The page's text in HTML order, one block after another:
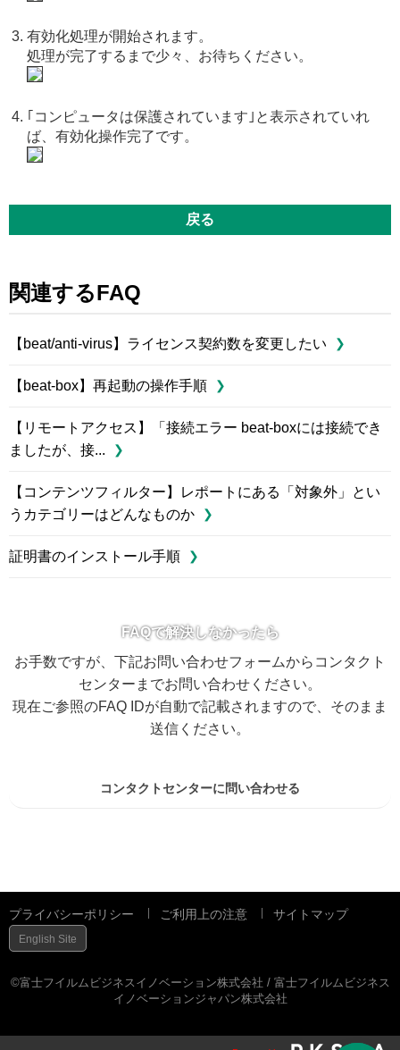
有効化処理が開始されます。
処理が完了するまで少々、お待ちください。
｢コンピュータは保護されています｣と表示されていれ
ば、有効化操作完了です。
戻る
関連するFAQ
【beat/anti-virus】ライセンス契約数を変更したい
【beat-box】再起動の操作手順
【リモートアクセス】「接続エラー beat-boxには接続でき
ましたが、接...
【コンテンツフィルター】レポートにある「対象外」とい
うカテゴリーはどんなものか
証明書のインストール手順
FAQで解決しなかったら
お手数ですが、下記お問い合わせフォームからコンタクト
センターまでお問い合わせください。
現在ご参照のFAQ IDが自動で記載されますので、そのまま
送信ください。
コンタクトセンターに問い合わせる
プライバシーポリシー ご利用上の注意 サイトマップ
English Site
©富士フイルムビジネスイノベーション株式会社 / 富士フイルムビジネス
イノベーションジャパン株式会社